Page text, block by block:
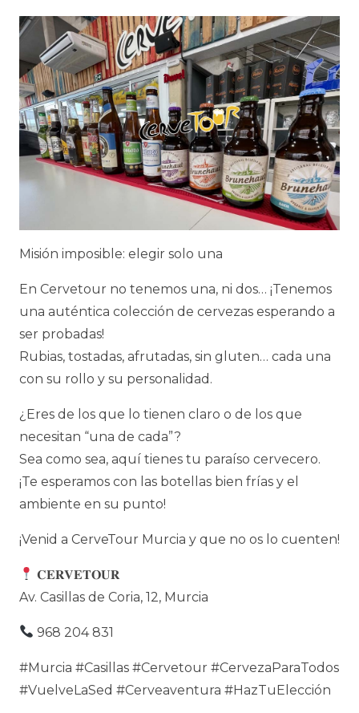
Misión imposible: elegir solo una
En Cervetour no tenemos una, ni dos… ¡Tenemos
una auténtica colección de cervezas esperando a
ser probadas!
Rubias, tostadas, afrutadas, sin gluten… cada una
con su rollo y su personalidad.
¿Eres de los que lo tienen claro o de los que
necesitan “una de cada”?
Sea como sea, aquí tienes tu paraíso cervecero.
¡Te esperamos con las botellas bien frías y el
ambiente en su punto!
¡Venid a CerveTour Murcia y que no os lo cuenten!
𝐂𝐄𝐑𝐕𝐄𝐓𝐎𝐔𝐑
Av. Casillas de Coria, 12, Murcia
968 204 831
#Murcia #Casillas #Cervetour #CervezaParaTodos
#VuelveLaSed #Cerveaventura #HazTuElección